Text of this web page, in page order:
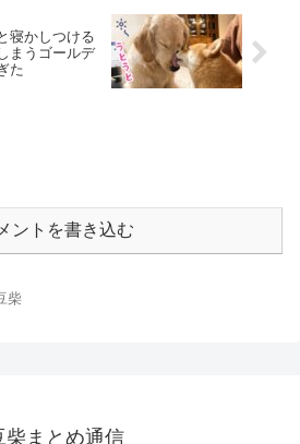
寝かしつける
まうゴールデ
た
ントを書き込む
柴
柴まとめ通信